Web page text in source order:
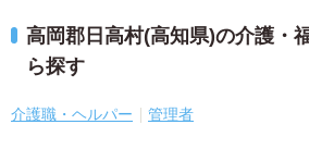
高岡郡日高村(高知県)の介護・
ら探す
介護職・ヘルパー 管理者